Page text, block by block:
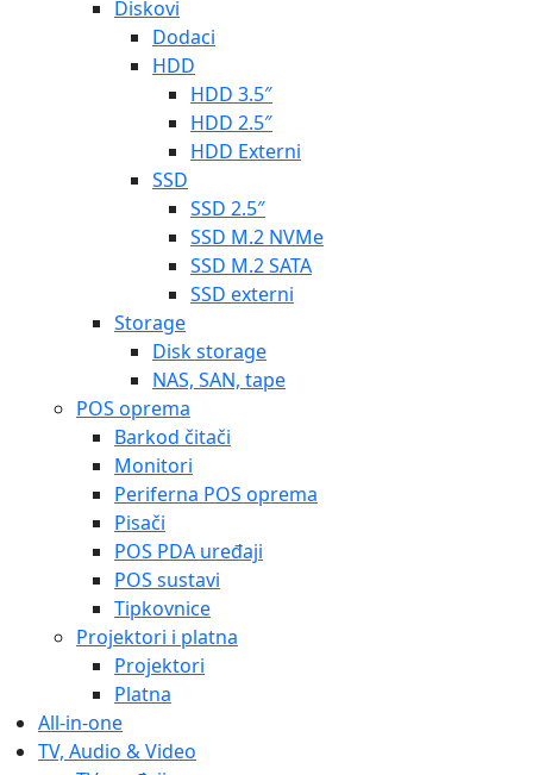
Diskovi
Dodaci
HDD
HDD 3.5″
HDD 2.5″
HDD Externi
SSD
SSD 2.5″
SSD M.2 NVMe
SSD M.2 SATA
SSD externi
Storage
Disk storage
NAS, SAN, tape
POS oprema
Barkod čitači
Monitori
Periferna POS oprema
Pisači
POS PDA uređaji
POS sustavi
Tipkovnice
Projektori i platna
Projektori
Platna
All-in-one
TV, Audio & Video